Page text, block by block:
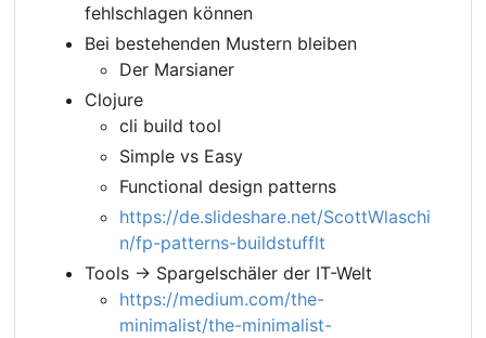
fehlschlagen können
Bei bestehenden Mustern bleiben
Der Marsianer
Clojure
cli build tool
Simple vs Easy
Functional design patterns
https://de.slideshare.net/ScottWlaschi
n/fp-patterns-buildstufflt
Tools -> Spargelschäler der IT-Welt
https://medium.com/the-
minimalist/the-minimalist-